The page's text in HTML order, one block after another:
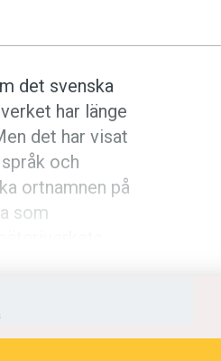
det svenska
har länge
det har visat
och
ortnamnen på
som